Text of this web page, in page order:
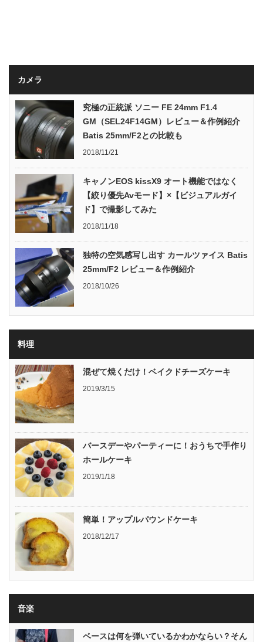
カメラ
究極の正統派 ソニー FE 24mm F1.4
GM（SEL24F14GM）レビュー＆作例紹介
Batis 25mm/F2との比較も
2018/11/21
キャノンEOS kissX9 オート機能ではなく
【絞り優先Avモード】×【ビジュアルガイ
ド】で撮影してみた
2018/11/18
独特の空気感写し出す カールツァイス Batis
25mm/F2 レビュー＆作例紹介
2018/10/26
料理
混ぜて焼くだけ！ベイクドチーズケーキ
2019/3/15
バースデーやパーティーに！おうちで手作り
ホールケーキ
2019/1/18
簡単！アップルパウンドケーキ
2018/12/17
音楽
ベースは何を弾いているかわかならい？そん